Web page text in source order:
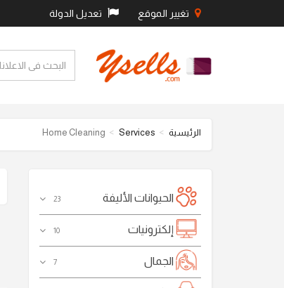
تغيير الموقع تعديل الدولة
الرئيسية Services
Home Cleaning
الحيوانات الأليفة 23
إلكترونيات 10
الجمال 7